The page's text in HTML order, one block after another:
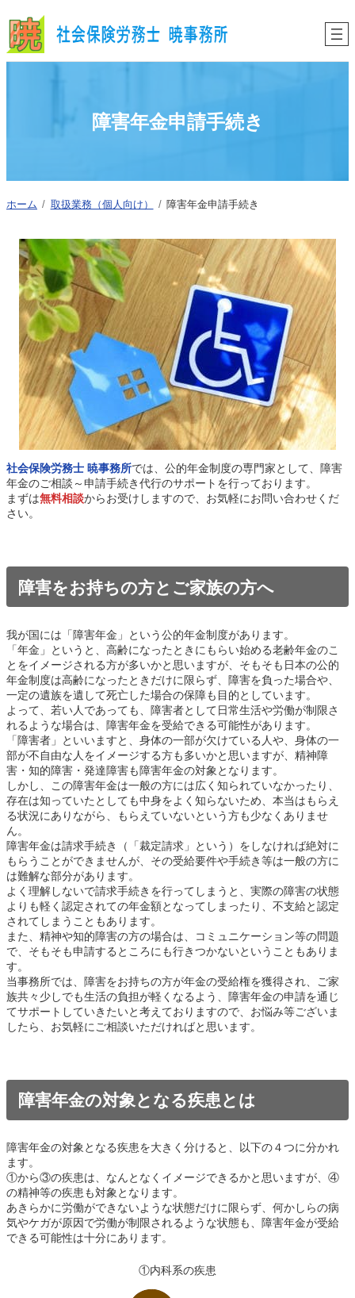
容
を
障害年金申請手続き
ホーム 取扱業務（個人向け） 障害年金申請手続き
社会保険労務士 暁事務所では、公的年金制度の専門家として、障害
年金のご相談～申請手続き代行のサポートを行っております。
まずは無料相談からお受けしますので、お気軽にお問い合わせくだ
さい。
障害をお持ちの方とご家族の方へ
我が国には「障害年金」という公的年金制度があります。
「年金」というと、高齢になったときにもらい始める老齢年金のこ
とをイメージされる方が多いかと思いますが、そもそも日本の公的
年金制度は高齢になったときだけに限らず、障害を負った場合や、
一定の遺族を遺して死亡した場合の保障も目的としています。
よって、若い人であっても、障害者として日常生活や労働が制限さ
れるような場合は、障害年金を受給できる可能性があります。
「障害者」といいますと、身体の一部が欠けている人や、身体の一
部が不自由な人をイメージする方も多いかと思いますが、精神障
害・知的障害・発達障害も障害年金の対象となります。
しかし、この障害年金は一般の方には広く知られていなかったり、
存在は知っていたとしても中身をよく知らないため、本当はもらえ
る状況にありながら、もらえていないという方も少なくありませ
ん。
障害年金は請求手続き（「裁定請求」という）をしなければ絶対に
もらうことができませんが、その受給要件や手続き等は一般の方に
は難解な部分があります。
よく理解しないで請求手続きを行ってしまうと、実際の障害の状態
よりも軽く認定されての年金額となってしまったり、不支給と認定
されてしまうこともあります。
また、精神や知的障害の方の場合は、コミュニケーション等の問題
で、そもそも申請するところにも行きつかないということもありま
す。
当事務所では、障害をお持ちの方が年金の受給権を獲得され、ご家
族共々少しでも生活の負担が軽くなるよう、障害年金の申請を通じ
てサポートしていきたいと考えておりますので、お悩み等ございま
したら、お気軽にご相談いただければと思います。
障害年金の対象となる疾患とは
障害年金の対象となる疾患を大きく分けると、以下の４つに分かれ
ます。
①から③の疾患は、なんとなくイメージできるかと思いますが、④
の精神等の疾患も対象となります。
あきらかに労働ができないような状態だけに限らず、何かしらの病
気やケガが原因で労働が制限されるような状態も、障害年金が受給
できる可能性は十分にあります。
①内科系の疾患